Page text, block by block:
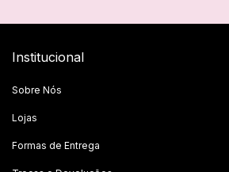
Institucional
Sobre Nós
Lojas
Formas de Entrega